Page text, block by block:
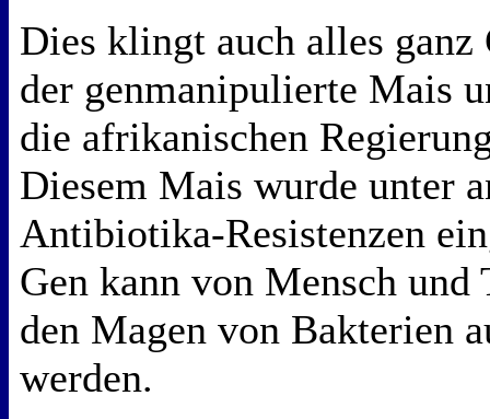
Dies klingt auch alles
der genmanipulierte Mais
die afrikanischen
Diesem Mais wurde unter
Antibiotika-Resistenzen
Gen kann von Mensch und
den Magen von Bakterien
werden.